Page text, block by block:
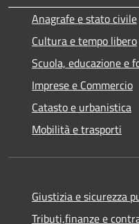
Anagrafe e stato civile
Cultura e tempo libero
Scuola, educazione e
Imprese e Commercio
Catasto e urbanistica
Mobilità e trasporti
Giustizia e sicurezza
Tributi,finanze e